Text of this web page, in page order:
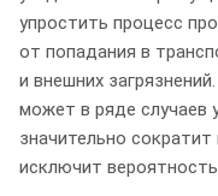
упростить процесс
от попадания в
и внешних
может в ряде случаев
значительно
исключит